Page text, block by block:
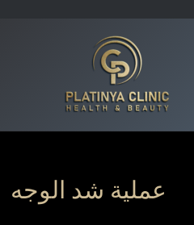
عملية شد الوجه